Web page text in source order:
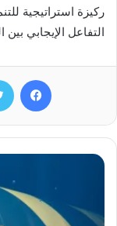
ركيزة استراتيجية
التفاعل الإيجابي بين